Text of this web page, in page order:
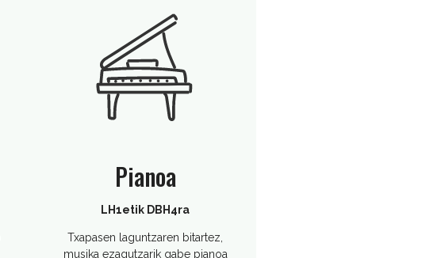
Pianoa
LH1etik DBH4ra
Txapasen laguntzaren bitartez,
musika ezagutzarik gabe pianoa